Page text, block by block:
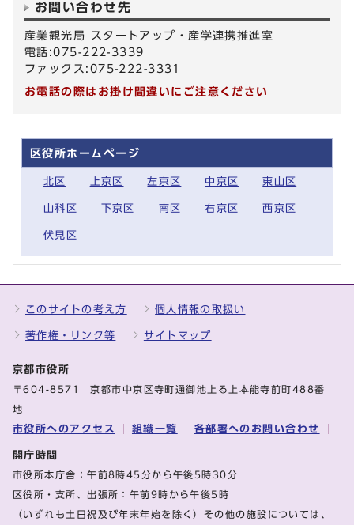
お問い合わせ先
産業観光局 スタートアップ・産学連携推進室
電話:075-222-3339
ファックス:075-222-3331
お電話の際はお掛け間違いにご注意ください
区役所ホームページ
北区 上京区 左京区 中京区 東山区
山科区 下京区 南区 右京区 西京区
伏見区
このサイトの考え方 個人情報の取扱い
著作権・リンク等 サイトマップ
京都市役所
〒604-8571 京都市中京区寺町通御池上る上本能寺前町488番
地
市役所へのアクセス 組織一覧 各部署へのお問い合わせ
開庁時間
市役所本庁舎：午前8時45分から午後5時30分
区役所・支所、出張所：午前9時から午後5時
（いずれも土日祝及び年末年始を除く）その他の施設については、